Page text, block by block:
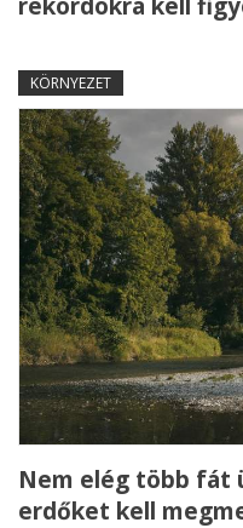
KÖRNYEZET
Nem elég több fát
erdőket kell